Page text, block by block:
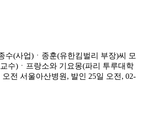
수(사업)ㆍ종훈(유한킴벌리 부장)씨 모
수)ㆍ프랑소와 기요몽(파리 투루대학
전 서울아산병원, 발인 25일 오전, 02-